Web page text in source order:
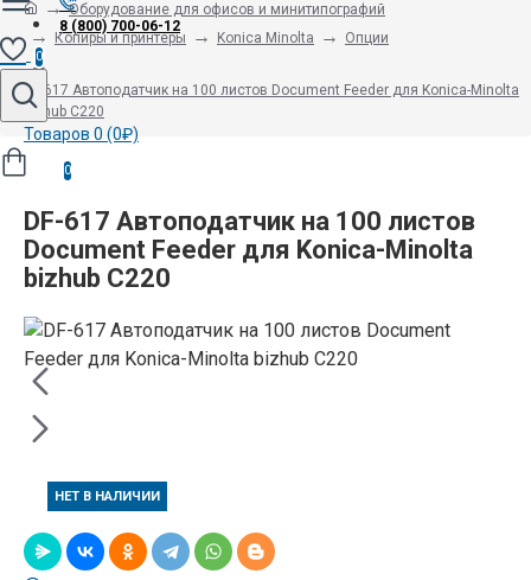
8 (800) 700-06-12
0
Товаров 0 (0₽)
0
Оборудование для офисов и минитипографий
Копиры и принтеры
Konica Minolta Опции
DF-617 Автоподатчик на 100 листов Document Feeder для Konica-Minolta
bizhub C220
DF-617 Автоподатчик на 100 листов
Document Feeder для Konica-Minolta
bizhub C220
НЕТ В НАЛИЧИИ